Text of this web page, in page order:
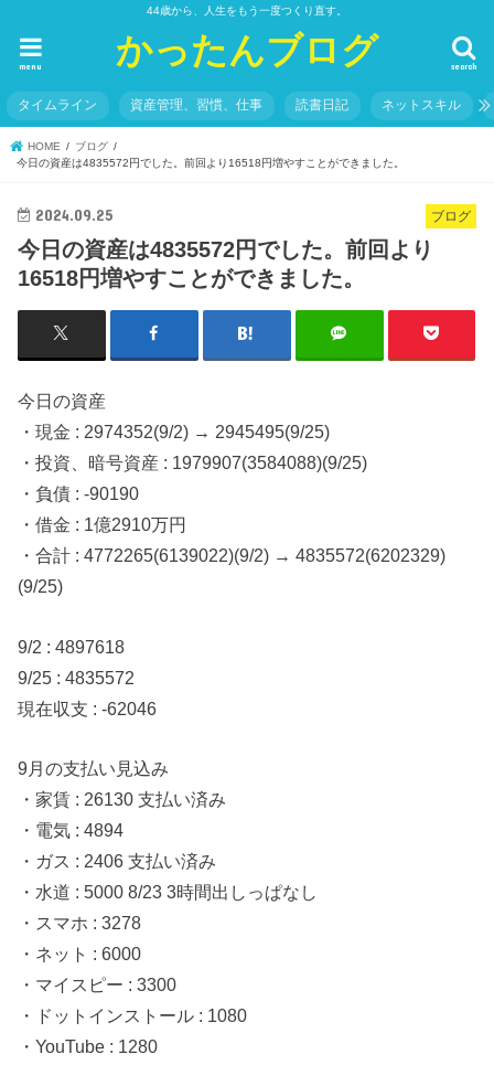
44歳から、人生をもう一度つくり直す。
かったんブログ search
menu
タイムライン 資産管理、習慣、仕事 読書日記 ネットスキル
HOME
ブログ
今日の資産は4835572円でした。前回より16518円増やすことができました。
ブログ
2024.09.25
今日の資産は4835572円でした。前回より
16518円増やすことができました。
今日の資産
・現金 : 2974352(9/2) → 2945495(9/25)
・投資、暗号資産 : 1979907(3584088)(9/25)
・負債 : -90190
・借金 : 1億2910万円
・合計 : 4772265(6139022)(9/2) → 4835572(6202329)
(9/25)
9/2 : 4897618
9/25 : 4835572
現在収支 : -62046
9月の支払い見込み
・家賃 : 26130 支払い済み
・電気 : 4894
・ガス : 2406 支払い済み
・水道 : 5000 8/23 3時間出しっぱなし
・スマホ : 3278
・ネット : 6000
・マイスピー : 3300
・ドットインストール : 1080
・YouTube : 1280